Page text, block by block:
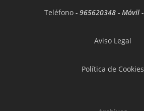
Teléfono - 965620348- Móvil -
Aviso Legal
Política de Cookies